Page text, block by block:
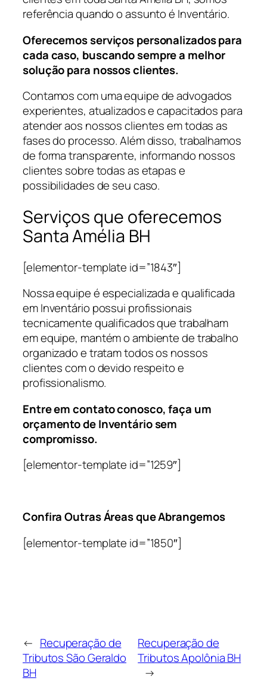
referência quando o assunto é Inventário.
Oferecemos serviços personalizados para
cada caso, buscando sempre a melhor
solução para nossos clientes.
Contamos com uma equipe de advogados
experientes, atualizados e capacitados para
atender aos nossos clientes em todas as
fases do processo. Além disso, trabalhamos
de forma transparente, informando nossos
clientes sobre todas as etapas e
possibilidades de seu caso.
Serviços que oferecemos
Santa Amélia BH
[elementor-template id=”1843″]
Nossa equipe é especializada e qualificada
em Inventário possui profissionais
tecnicamente qualificados que trabalham
em equipe, mantém o ambiente de trabalho
organizado e tratam todos os nossos
clientes com o devido respeito e
profissionalismo.
Entre em contato conosco, faça um
orçamento de Inventário sem
compromisso.
[elementor-template id=”1259″]
Confira Outras Áreas que Abrangemos
[elementor-template id=”1850″]
← Recuperação de
Tributos São Geraldo
BH
Recuperação de
Tributos Apolônia BH
→